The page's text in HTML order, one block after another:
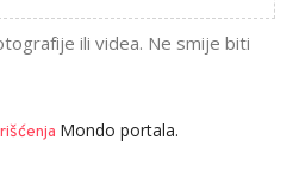
ili videa. Ne smije biti
Mondo portala.